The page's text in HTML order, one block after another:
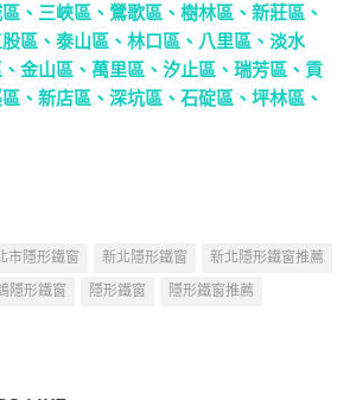
、 三峽區 、 鶯歌區 、 樹林區 、 新莊區 、
區 、 泰山區 、 林口區 、 八里區 、 淡水
、 金山區 、 萬里區 、 汐止區 、 瑞芳區 、 貢
、 新店區 、 深坑區 、 石碇區 、 坪林區 、
市隱形鐵窗 新北隱形鐵窗
新北隱形鐵窗推薦
隱形鐵窗 隱形鐵窗
隱形鐵窗推薦